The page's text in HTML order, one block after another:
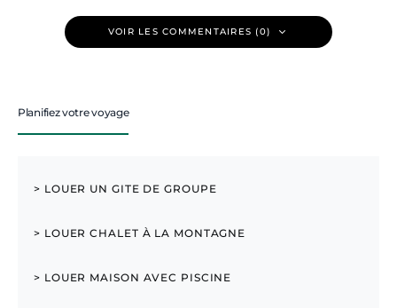
VOIR LES COMMENTAIRES (0)
Planifiez votre voyage
> LOUER UN GITE DE GROUPE
> LOUER CHALET À LA MONTAGNE
> LOUER MAISON AVEC PISCINE